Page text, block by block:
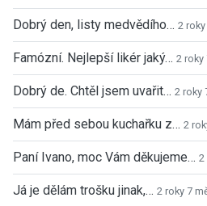
Dobrý den, listy medvědího… 2
Famózní. Nejlepší likér jaký… 2 roky
Dobrý de. Chtěl jsem uvařit… 2 roky
Mám před sebou kuchařku z… 2
Paní Ivano, moc Vám děkujeme… 2
Já je dělám trošku jinak,… 2 roky 7